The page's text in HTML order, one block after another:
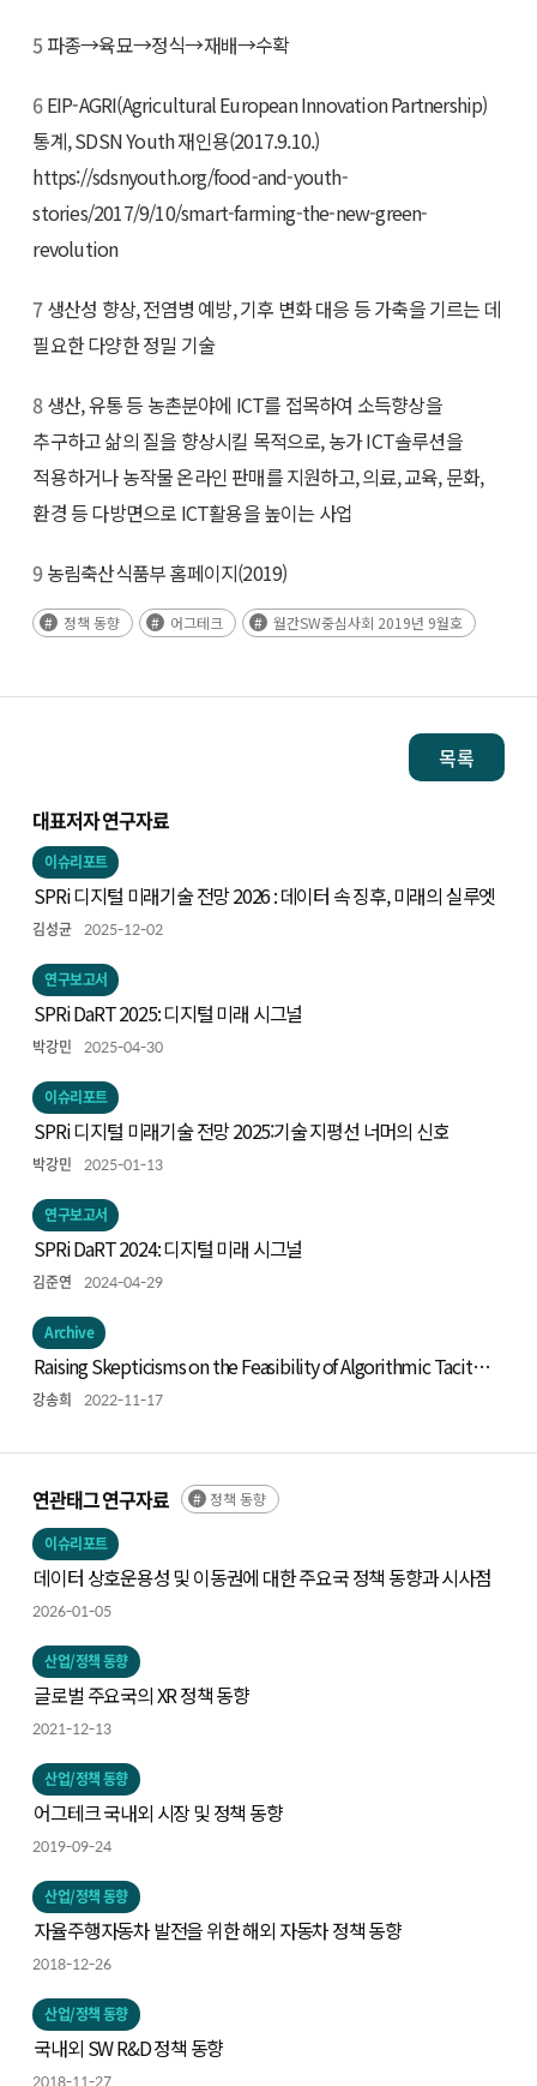
5파종→육묘→정식→재배→수확
6EIP-AGRI(Agricultural European Innovation Partnership)
통계, SDSN Youth 재인용(2017.9.10.)
https://sdsnyouth.org/food-and-youth-
stories/2017/9/10/smart-farming-the-new-green-
revolution
7생산성 향상, 전염병 예방, 기후 변화 대응 등 가축을 기르는 데
필요한 다양한 정밀 기술
8생산, 유통 등 농촌분야에 ICT를 접목하여 소득향상을
추구하고 삶의 질을 향상시킬 목적으로, 농가 ICT솔루션을
적용하거나 농작물 온라인 판매를 지원하고, 의료, 교육, 문화,
환경 등 다방면으로 ICT활용을 높이는 사업
9농림축산식품부 홈페이지(2019)
정책 동향 어그테크 월간SW중심사회 2019년 9월호
목록
대표저자 연구자료
이슈리포트
SPRi 디지털 미래기술 전망 2026 : 데이터 속 징후, 미래의 실루엣
김성균 2025-12-02
연구보고서
SPRi DaRT 2025: 디지털 미래 시그널
박강민 2025-04-30
이슈리포트
SPRi 디지털 미래기술 전망 2025:기술 지평선 너머의 신호
박강민 2025-01-13
연구보고서
SPRi DaRT 2024: 디지털 미래 시그널
김준연 2024-04-29
Archive
Raising Skepticisms on the Feasibility of Algorithmic Tacit
Collusion
강송희 2022-11-17
연관태그 연구자료 정책 동향
이슈리포트
데이터 상호운용성 및 이동권에 대한 주요국 정책 동향과 시사점
2026-01-05
산업/정책 동향
글로벌 주요국의 XR 정책 동향
2021-12-13
산업/정책 동향
어그테크 국내외 시장 및 정책 동향
2019-09-24
산업/정책 동향
자율주행자동차 발전을 위한 해외 자동차 정책 동향
2018-12-26
산업/정책 동향
국내외 SW R&D 정책 동향
2018-11-27